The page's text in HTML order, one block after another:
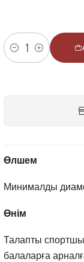
Quantity
Өлшем
Минималды
Өнім
Талапты
балаларға